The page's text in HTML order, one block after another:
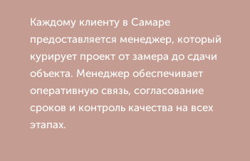
Каждому клиенту в Самаре
предоставляется менеджер, который
курирует проект от замера до сдачи
объекта. Менеджер обеспечивает
оперативную связь, согласование
сроков и контроль качества на всех
этапах.